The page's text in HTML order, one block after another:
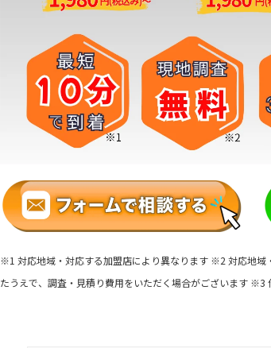
※1 対応地域・対応する加盟店により異なります ※2 対応地域
たうえで、 調査・見積り費用をいただく場合がございます ※3